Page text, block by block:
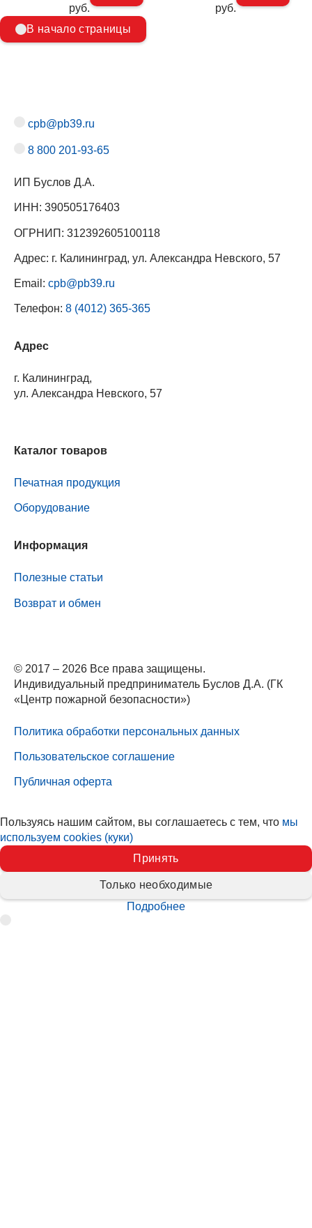
руб.
руб.
В начало страницы
cpb@pb39.ru
8 800 201-93-65
ИП Буслов Д.А.
ИНН: 390505176403
ОГРНИП: 312392605100118
Адрес: г. Калининград, ул. Александра Невского, 57
Email: cpb@pb39.ru
Телефон: 8 (4012) 365-365
Адрес
г. Калининград,
ул. Александра Невского, 57
Каталог товаров
Печатная продукция
Оборудование
Информация
Полезные статьи
Возврат и обмен
© 2017 – 2026 Все права защищены.
Индивидуальный предприниматель Буслов Д.А. (ГК
«Центр пожарной безопасности»)
Политика обработки персональных данных
Пользовательское соглашение
Публичная оферта
Пользуясь нашим сайтом, вы соглашаетесь с тем, что мы
используем cookies (куки)
Принять
Только необходимые
Подробнее